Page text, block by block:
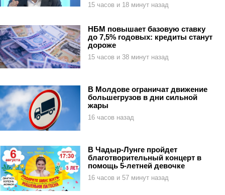
15 часов и 18 минут назад
НБМ повышает базовую ставку
до 7,5% годовых: кредиты станут
дороже
15 часов и 38 минут назад
В Молдове ограничат движение
большегрузов в дни сильной
жары
16 часов назад
В Чадыр-Лунге пройдет
благотворительный концерт в
помощь 5-летней девочке
16 часов и 57 минут назад